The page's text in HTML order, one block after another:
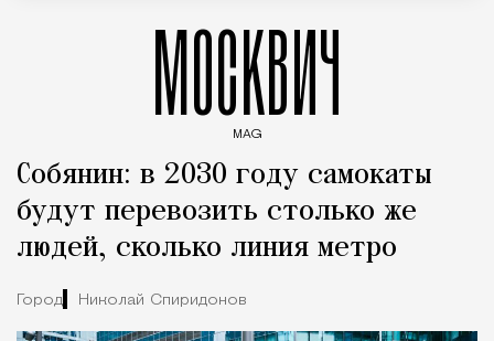
МОСКВИЧ
MAG
Собянин: в 2030 году самокаты
будут перевозить столько же
людей, сколько линия метро
Город Николай Спиридонов